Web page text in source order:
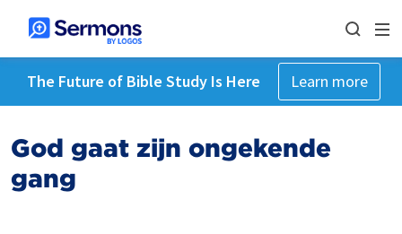
The Future of Bible Study Is Here Learn more
God gaat zijn ongekende
gang